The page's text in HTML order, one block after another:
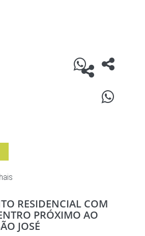
RESIDENCIAL COM
PRÓXIMO AO
JOSÉ